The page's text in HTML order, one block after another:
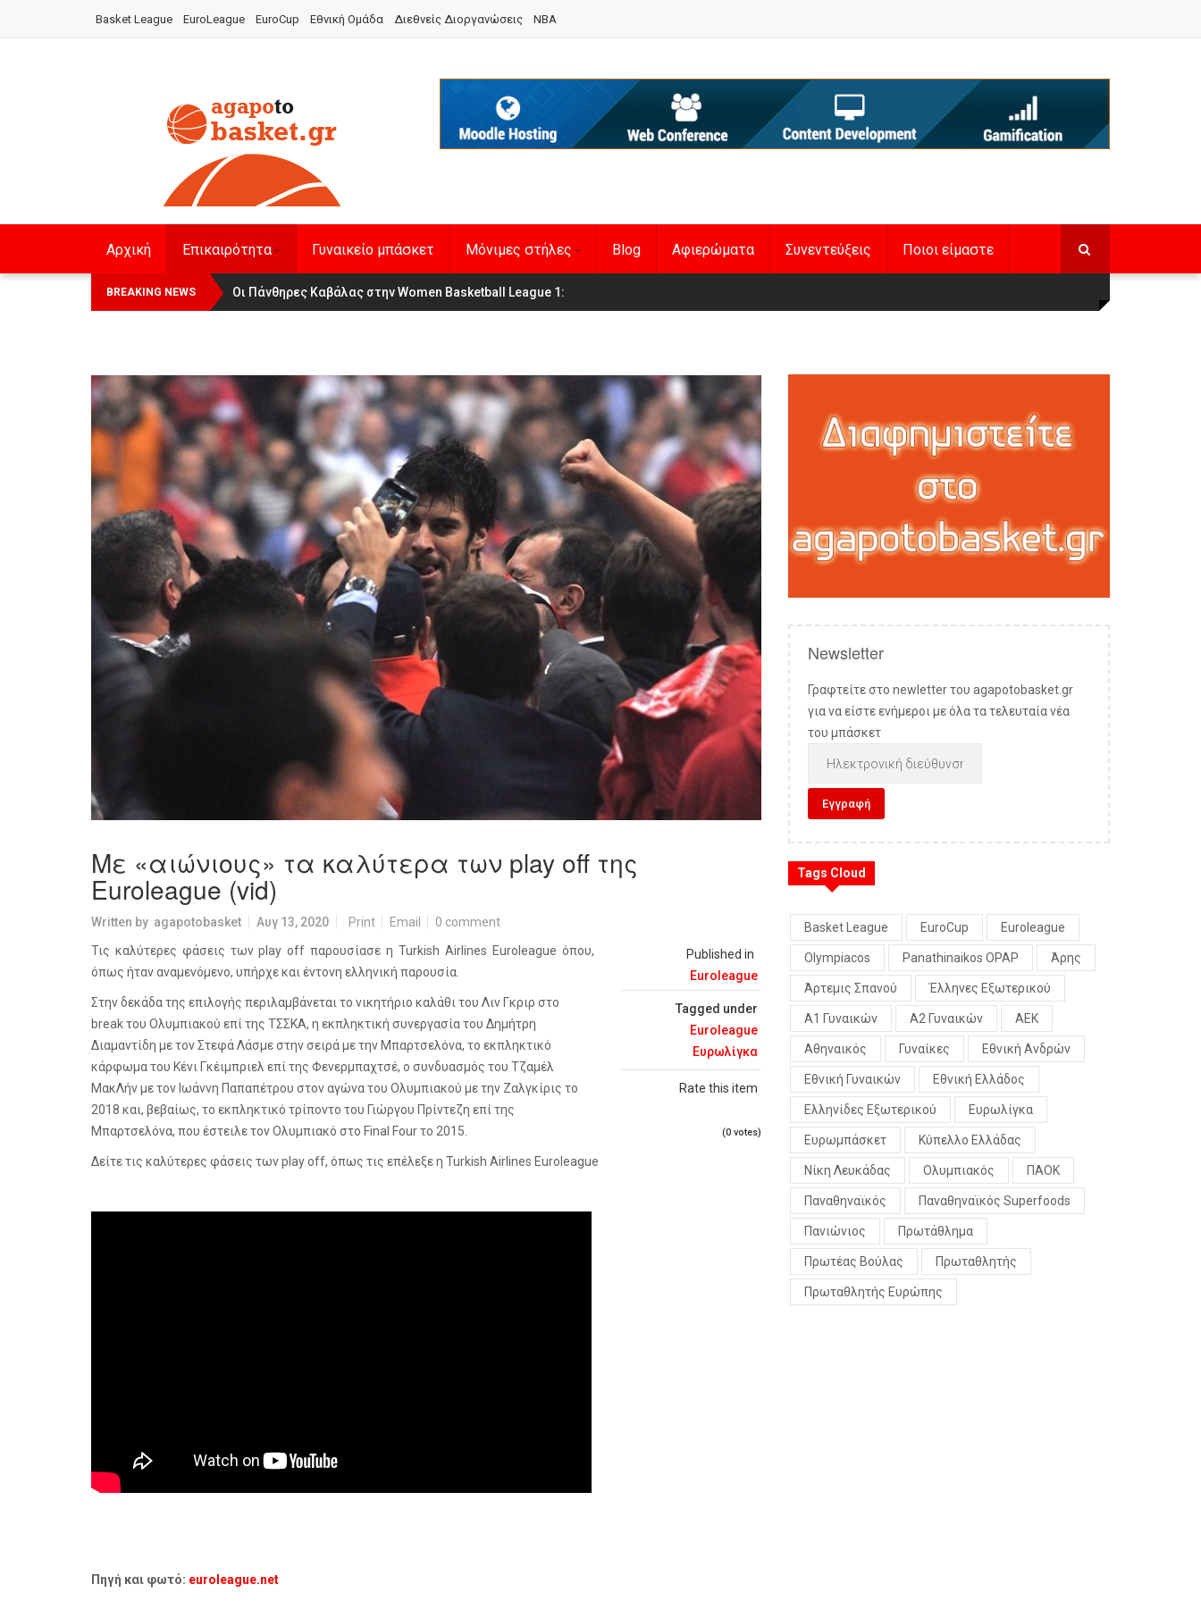
Basket League EuroLeague EuroCup Εθνική Ομάδα Διεθνείς Διοργανώσεις NBA
Αρχική Επικαιρότητα Γυναικείο μπάσκετ Μόνιμες στήλες Blog Αφιερώματα Συνεντεύξεις Ποιοι είμαστε
BREAKING NEWS Οι Πάνθηρες Καβάλας στην Women Basketball League 1 :
Αναχώρησε για τα Γιάννενα η Εθνική Γυναικών
Με «αιώνιους» τα καλύτερα των play off της
Euroleague (vid)
Written by agapotobasket Αυγ 13, 2020 Print Email 0 comment
Published in
Euroleague
Tagged under
Euroleague
Ευρωλίγκα
Rate this item
(0 votes)
Τις καλύτερες φάσεις τωνplay off παρουσίασε η Turkish Airlines Euroleague όπου,
όπως ήταν αναμενόμενο, υπήρχε και έντονη ελληνική παρουσία.
Στην δεκάδα της επιλογής περιλαμβάνεται το νικητήριο καλάθι του Λιν Γκριρ στο
breakτου Ολυμπιακού επί της ΤΣΣΚΑ, η εκπληκτική συνεργασία του Δημήτρη
Διαμαντίδη με τον Στεφά Λάσμε στην σειρά με την Μπαρτσελόνα, το εκπληκτικό
κάρφωμα του Κένι Γκέιμπριελ επί της Φενερμπαχτσέ, ο συνδυασμός του Τζαμέλ
ΜακΛήν με τον Ιωάννη Παπαπέτρου στον αγώνα του Ολυμπιακού με την Ζαλγκίρις το
2018 και, βεβαίως, το εκπληκτικό τρίποντο του Γιώργου Πρίντεζη επί της
Μπαρτσελόνα, που έστειλε τον Ολυμπιακό στο Final Fourτο 2015.
Δείτε τις καλύτερες φάσεις τωνplayoff, όπως τις επέλεξε η Turkish Airlines Euroleague
Πηγή και φωτό: euroleague.net
Newsletter
Γραφτείτε στο newletter του agapotobasket.gr
για να είστε ενήμεροι με όλα τα τελευταία νέα
του μπάσκετ
Tags Cloud
Basket League EuroCup Euroleague
Olympiacos Panathinaikos OPAP Άρης
Άρτεμις Σπανού Έλληνες Εξωτερικού
Α1 Γυναικών Α2 Γυναικών ΑΕΚ
Αθηναικός Γυναίκες Εθνική Ανδρών
Εθνική Γυναικών Εθνική Ελλάδος
Ελληνίδες Εξωτερικού Ευρωλίγκα
Ευρωμπάσκετ Κύπελλο Ελλάδας
Νίκη Λευκάδας Ολυμπιακός ΠΑΟΚ
Παναθηναϊκός Παναθηναϊκός Superfoods
Πανιώνιος Πρωτάθλημα
Πρωτέας Βούλας Πρωταθλητής
Πρωταθλητής Ευρώπης